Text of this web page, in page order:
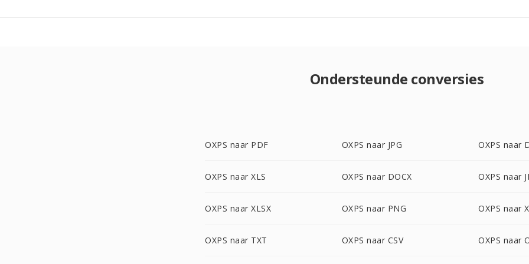
Ondersteunde conversies
OXPS naar PDF OXPS naar JPG OXPS naar
OXPS naar XLS OXPS naar DOCX OXPS naar
OXPS naar XLSX OXPS naar PNG OXPS naar
OXPS naar TXT OXPS naar CSV OXPS naar